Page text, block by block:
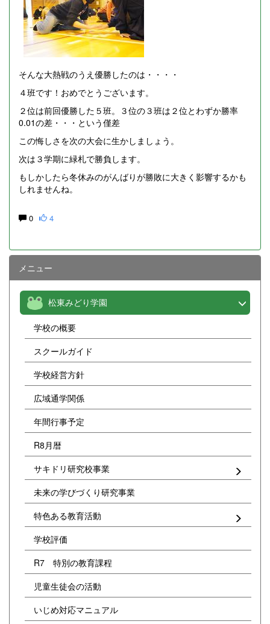
そんな大熱戦のうえ優勝したのは・・・・
４班です！おめでとうございます。
２位は前回優勝した５班。３位の３班は２位とわずか勝率
0.01の差・・・という僅差
この悔しさを次の大会に生かしましょう。
次は３学期に緑札で勝負します。
もしかしたら冬休みのがんばりが勝敗に大きく影響するかも
しれませんね。
0 4
メニュー
松東みどり学園
学校の概要
スクールガイド
学校経営方針
広域通学関係
年間行事予定
R8月暦
サキドリ研究校事業
未来の学びづくり研究事業
特色ある教育活動
学校評価
R7 特別の教育課程
児童生徒会の活動
いじめ対応マニュアル